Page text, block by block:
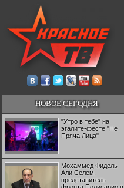
НОВОЕ СЕГОДНЯ
"Утро в тебе" на
эгалите-фесте "Не
Пряча Лица"
Мохаммед Фидель
Али Селем,
представитель